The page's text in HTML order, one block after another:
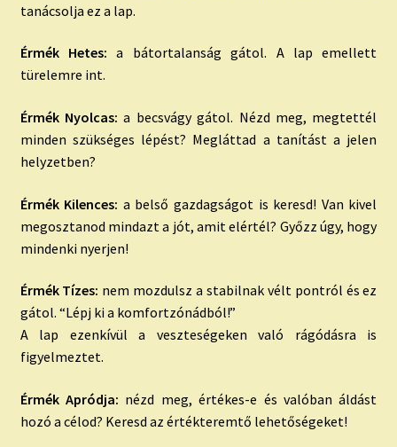
tanácsolja ez a lap.
Érmék Hetes: a bátortalanság gátol. A lap emellett
türelemre int.
Érmék Nyolcas: a becsvágy gátol. Nézd meg, megtettél
minden szükséges lépést? Megláttad a tanítást a jelen
helyzetben?
Érmék Kilences: a belső gazdagságot is keresd! Van kivel
megosztanod mindazt a jót, amit elértél? Győzz úgy, hogy
mindenki nyerjen!
Érmék Tízes: nem mozdulsz a stabilnak vélt pontról és ez
gátol. “Lépj ki a komfortzónádból!”
A lap ezenkívül a veszteségeken való rágódásra is
figyelmeztet.
Érmék Apródja: nézd meg, értékes-e és valóban áldást
hozó a célod? Keresd az értékteremtő lehetőségeket!